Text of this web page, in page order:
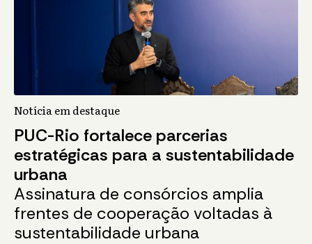
Notícia em destaque
PUC-Rio fortalece parcerias
estratégicas para a sustentabilidade
urbana
Assinatura de consórcios amplia
frentes de cooperação voltadas à
sustentabilidade urbana